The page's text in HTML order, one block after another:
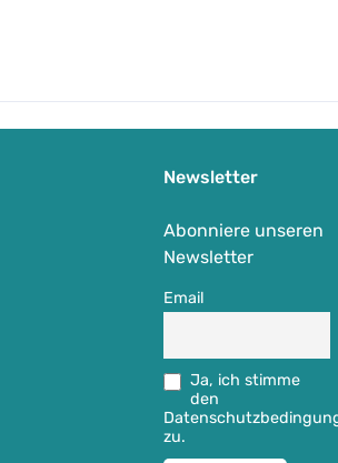
E-MTB-Transalp
Newsletter
Abonniere unseren
Newsletter
Email
Ja, ich stimme
den
zu.